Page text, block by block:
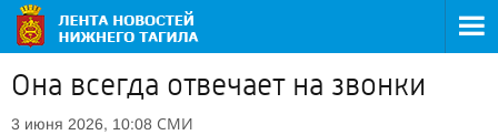
Она всегда отвечает на звонки
3 июня 2026, 10:08 СМИ